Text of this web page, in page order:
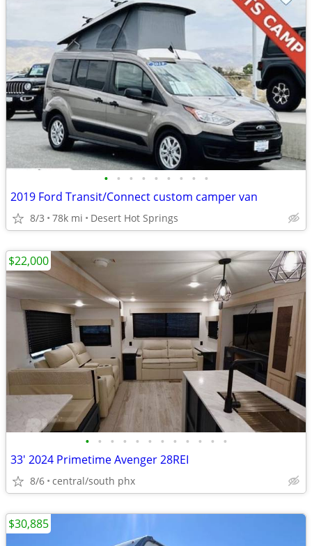
• • • • • • • • •
2019 Ford Transit/Connect custom camper van
8/3 78k mi Desert Hot Springs
• • • • • • • • • • • •
33' 2024 Primetime Avenger 28REI
8/6 central/south phx
$22,000
$30,885